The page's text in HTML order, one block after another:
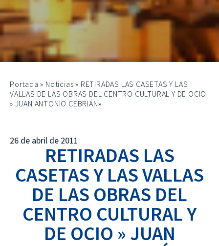
Portada » Noticias » RETIRADAS LAS CASETAS Y LAS
VALLAS DE LAS OBRAS DEL CENTRO CULTURAL Y DE OCIO
» JUAN ANTONIO CEBRIÁN»
26 de abril de 2011
RETIRADAS LAS
CASETAS Y LAS VALLAS
DE LAS OBRAS DEL
CENTRO CULTURAL Y
DE OCIO » JUAN